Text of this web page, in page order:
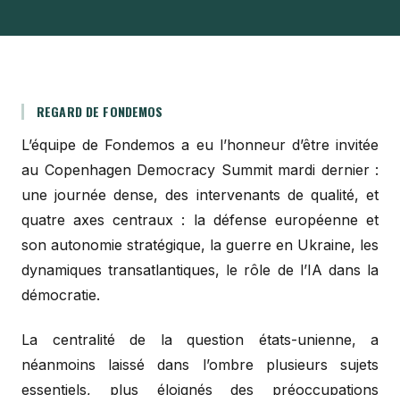
REGARD DE FONDEMOS
L’équipe de Fondemos a eu l’honneur d’être invitée
au Copenhagen Democracy Summit mardi dernier :
une journée dense, des intervenants de qualité, et
quatre axes centraux : la défense européenne et
son autonomie stratégique, la guerre en Ukraine, les
dynamiques transatlantiques, le rôle de l’IA dans la
démocratie.
La centralité de la question états-unienne, a
néanmoins laissé dans l’ombre plusieurs sujets
essentiels, plus éloignés des préoccupations